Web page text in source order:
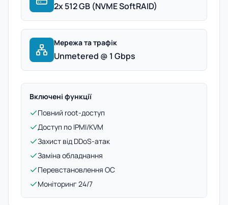
2x 512 GB (NVME SoftRAID)
Мережа та трафік
Unmetered @ 1 Gbps
Включені функції
Повний root-доступ
Доступ по IPMI/KVM
Захист від DDoS-атак
Заміна обладнання
Перевстановлення ОС
Моніторинг 24/7